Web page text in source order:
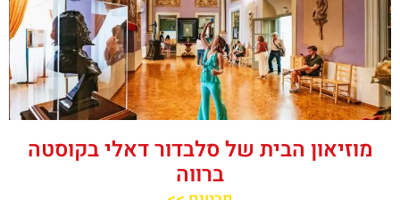
מוזיאון הבית של סלבדור דאלי בקוסטה
ברווה